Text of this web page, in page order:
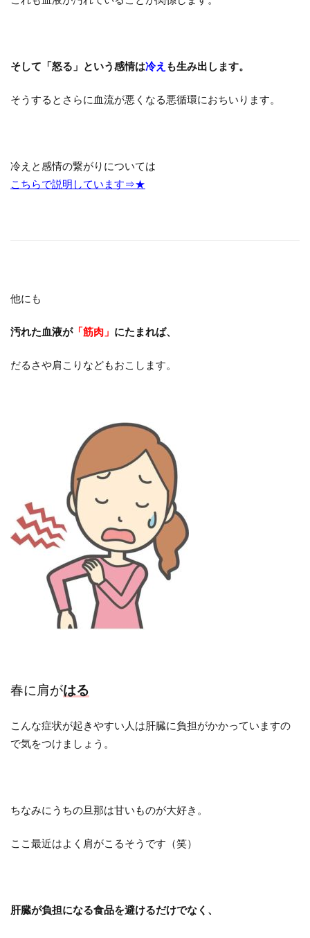
そして「怒る」という感情は冷え も生み出します。
そうするとさらに血流が悪くなる悪循環におちいります。
冷えと感情の繋がりについては
こちらで説明しています⇒★
他にも
汚れた血液が「筋肉」 にたまれば、
だるさや肩こりなどもおこします。
春に肩がはる
こんな症状が起きやすい人は肝臓に負担がかかっていますの
で気をつけましょう。
ちなみにうちの旦那は甘いものが大好き。
ここ最近はよく肩がこるそうです（笑）
肝臓が負担になる食品を避けるだけでなく、